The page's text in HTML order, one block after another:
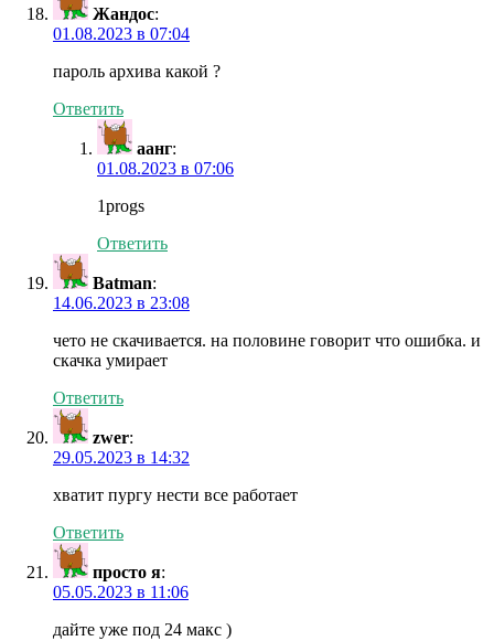
Жандос:
01.08.2023 в 07:04
пароль архива какой ?
Ответить
аанг:
01.08.2023 в 07:06
1progs
Ответить
Batman:
14.06.2023 в 23:08
чето не скачивается. на половине говорит что ошибка. и
скачка умирает
Ответить
zwer:
29.05.2023 в 14:32
хватит пургу нести все работает
Ответить
просто я:
05.05.2023 в 11:06
дайте уже под 24 макс )